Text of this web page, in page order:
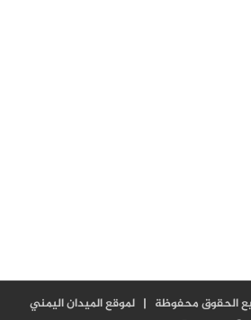
لموقع الميدان اليمني